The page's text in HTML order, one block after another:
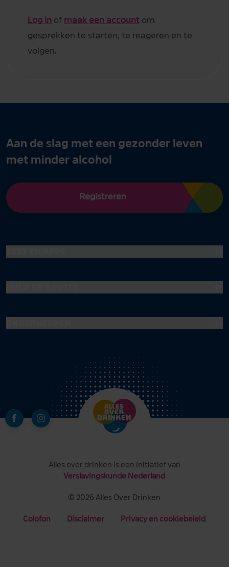
Log in of maak een account om
gesprekken te starten, te reageren en te
volgen.
Aan de slag met een gezonder leven
met minder alcohol
Registreren
© 2026 Alles Over Drinken
Alles over drinken is een initiatief van
Verslavingskunde Nederland
Colofon Disclaimer Privacy en cookiebeleid